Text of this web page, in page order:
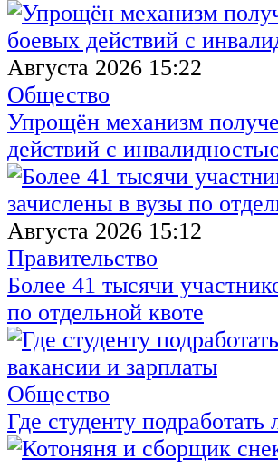
Августа 2026 15:22
Общество
Упрощён механизм
действий с
Августа 2026 15:12
Правительство
Более 41 тысячи
по отдельной квоте
Общество
Где студенту